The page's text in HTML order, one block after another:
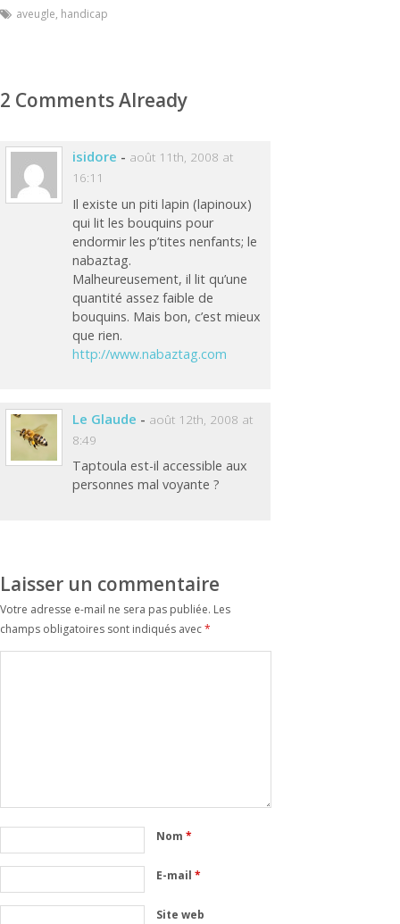
aveugle, handicap
2 Comments Already
isidore - août 11th, 2008 at
16:11
Il existe un piti lapin (lapinoux)
qui lit les bouquins pour
endormir les p’tites nenfants; le
nabaztag.
Malheureusement, il lit qu’une
quantité assez faible de
bouquins. Mais bon, c’est mieux
que rien.
http://www.nabaztag.com
Le Glaude - août 12th, 2008 at
8:49
Taptoula est-il accessible aux
personnes mal voyante ?
Laisser un commentaire
Votre adresse e-mail ne sera pas publiée. Les
champs obligatoires sont indiqués avec*
Nom*
E-mail*
Site web